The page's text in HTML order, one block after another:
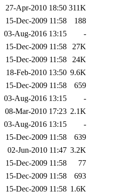
27-Apr-2010 18:50 311K
15-Dec-2009 11:58
188
03-Aug-2016 13:15
-
15-Dec-2009 11:58
27K
15-Dec-2009 11:58
24K
18-Feb-2010 13:50 9.6K
15-Dec-2009 11:58
659
03-Aug-2016 13:15
-
08-Mar-2010 17:23 2.1K
03-Aug-2016 13:15
-
15-Dec-2009 11:58
639
02-Jun-2010 11:47 3.2K
15-Dec-2009 11:58
77
15-Dec-2009 11:58
693
15-Dec-2009 11:58 1.6K